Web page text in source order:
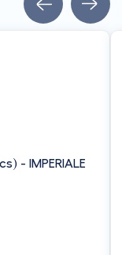
- IMPERIALE